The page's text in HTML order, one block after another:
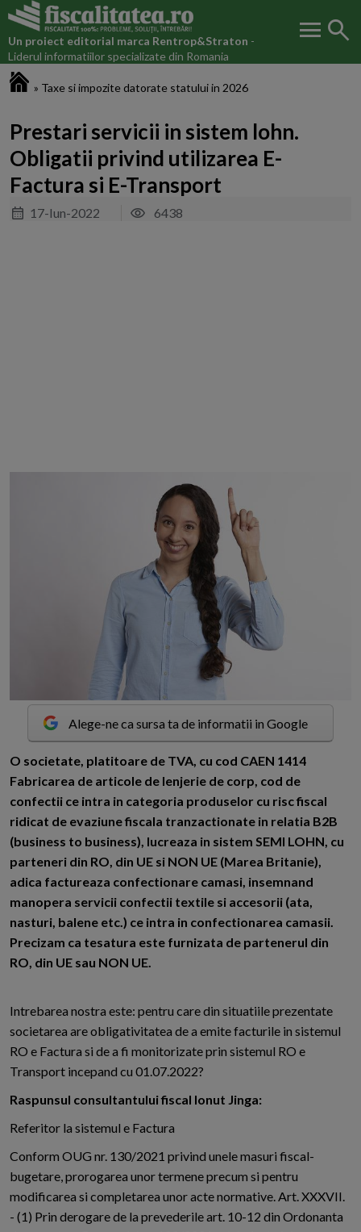
Un proiect editorial marca Rentrop&Straton -
Liderul informatiilor specializate din Romania
menu search
» Taxe si impozite datorate statului in 2026
Prestari servicii in sistem lohn.
Obligatii privind utilizarea E-
Factura si E-Transport
17-Iun-2022 6438
Alege-ne ca sursa ta de informatii in Google
O societate, platitoare de TVA, cu cod CAEN 1414
Fabricarea de articole de lenjerie de corp, cod de
confectii ce intra in categoria produselor cu risc fiscal
ridicat de evaziune fiscala tranzactionate in relatia B2B
(business to business), lucreaza in sistem SEMI LOHN, cu
parteneri din RO, din UE si NON UE (Marea Britanie),
adica factureaza confectionare camasi, insemnand
manopera servicii confectii textile si accesorii (ata,
nasturi, balene etc.) ce intra in confectionarea camasii.
Precizam ca tesatura este furnizata de partenerul din
RO, din UE sau NON UE.
Intrebarea nostra este: pentru care din situatiile prezentate
societarea are obligativitatea de a emite facturile in sistemul
RO e Factura si de a fi monitorizate prin sistemul RO e
Transport incepand cu 01.07.2022?
Raspunsul consultantului fiscal Ionut Jinga:
Referitor la sistemul e Factura
Conform OUG nr. 130/2021 privind unele masuri fiscal-
bugetare, prorogarea unor termene precum si pentru
modificarea si completarea unor acte normative. Art. XXXVII.
- (1) Prin derogare de la prevederile art. 10-12 din Ordonanta